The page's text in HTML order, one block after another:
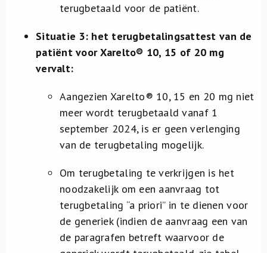
terugbetaald voor de patiënt.
Situatie 3: het terugbetalingsattest van de
patiënt voor Xarelto® 10, 15 of 20 mg
vervalt:
Aangezien Xarelto® 10, 15 en 20 mg niet
meer wordt terugbetaald vanaf 1
september 2024, is er geen verlenging
van de terugbetaling mogelijk.
Om terugbetaling te verkrijgen is het
noodzakelijk om een aanvraag tot
terugbetaling “a priori” in te dienen voor
de generiek (indien de aanvraag een van
de paragrafen betreft waarvoor de